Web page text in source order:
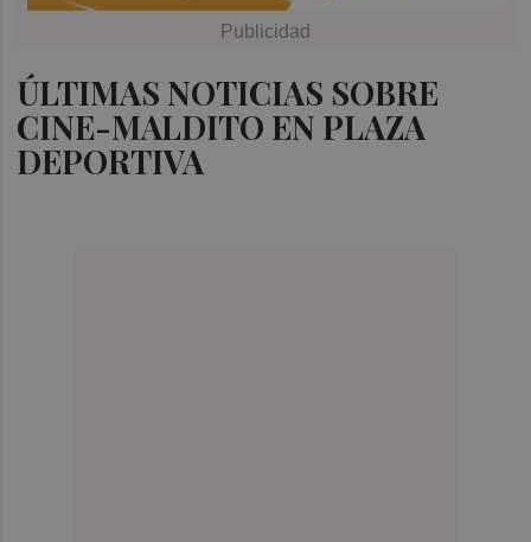
ÚLTIMAS NOTICIAS SOBRE
CINE-MALDITO EN PLAZA
DEPORTIVA